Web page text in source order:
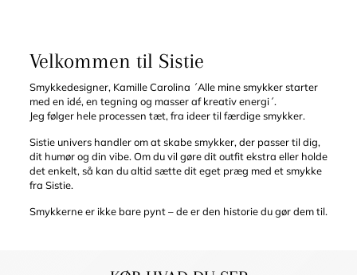
Velkommen til Sistie
Smykkedesigner, Kamille Carolina ´Alle mine smykker starter
med en idé, en tegning og masser af kreativ energi´.
Jeg følger hele processen tæt, fra ideer til færdige smykker.
Sistie univers handler om at skabe smykker, der passer til dig,
dit humør og din vibe. Om du vil gøre dit outfit ekstra eller holde
det enkelt, så kan du altid sætte dit eget præg med et smykke
fra Sistie.
Smykkerne er ikke bare pynt – de er den historie du gør dem til.